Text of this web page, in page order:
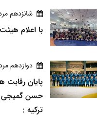
شانزدهم مرداد
با اعلام
دوازدهم مرداد
پایان رقابت
حسن گمیجی
ترکیه :